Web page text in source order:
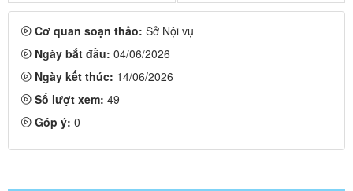
Cơ quan soạn thảo: Sở Nội vụ
Ngày bắt đầu: 04/06/2026
Ngày kết thúc: 14/06/2026
Số lượt xem: 49
Góp ý: 0